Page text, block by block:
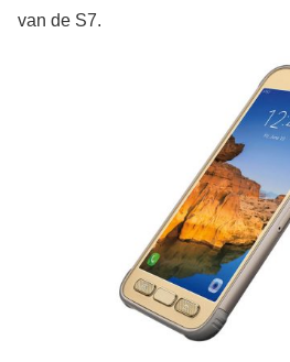
van de S7.